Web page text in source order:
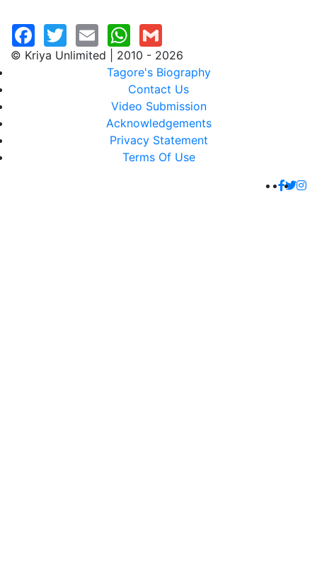
© Kriya Unlimited | 2010 - 2026
Tagore's Biography
Contact Us
Video Submission
Acknowledgements
Privacy Statement
Terms Of Use